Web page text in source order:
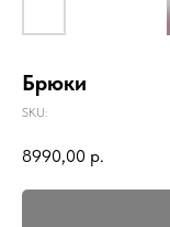
Брюки
SKU:
8990,00 р.